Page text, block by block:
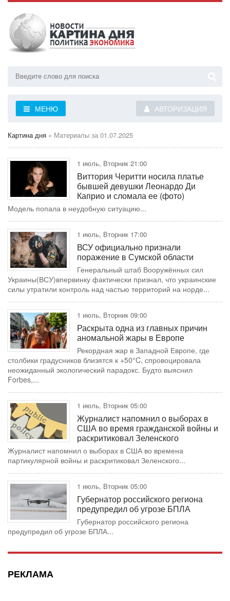
АВТОРИЗАЦИЯ
МЕНЮ
Картина дня » Материалы за 01.07.2025
1 июль, Вторник 21:00
Виттория Черитти носила платье
бывшей девушки Леонардо Ди
Каприо и сломала ее (фото)
Модель попала в неудобную ситуацию...
1 июль, Вторник 17:00
ВСУ официально признали
поражение в Сумской области
Генеральный штаб Вооружённых сил
Украины(ВСУ)впервинку фактически признал, что украинские
силы утратили контроль над частью территорий на норде...
1 июль, Вторник 09:00
Раскрыта одна из главных причин
аномальной жары в Европе
Рекордная жар в Западной Европе, где
столбики градусников близятся к +50°C, спровоцировала
неожиданный экологический парадокс. Будто выяснил
Forbes,...
1 июль, Вторник 05:00
Журналист напомнил о выборах в
США во время гражданской войны и
раскритиковал Зеленского
Журналист напомнил о выборах в США во времена
партикулярной войны и раскритиковал Зеленского...
1 июль, Вторник 05:00
Губернатор российского региона
предупредил об угрозе БПЛА
Губернатор российского региона
предупредил об угрозе БПЛА...
РЕКЛАМА